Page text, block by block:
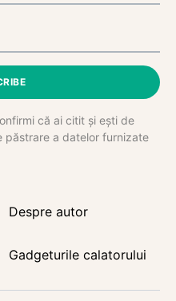
că ai citit și ești de
păstrare a datelor furnizate
Despre autor
Gadgeturile calatorului